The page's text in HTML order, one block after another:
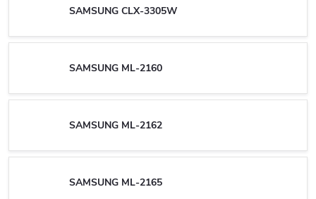
SAMSUNG CLX-3305W
SAMSUNG ML-2160
SAMSUNG ML-2162
SAMSUNG ML-2165